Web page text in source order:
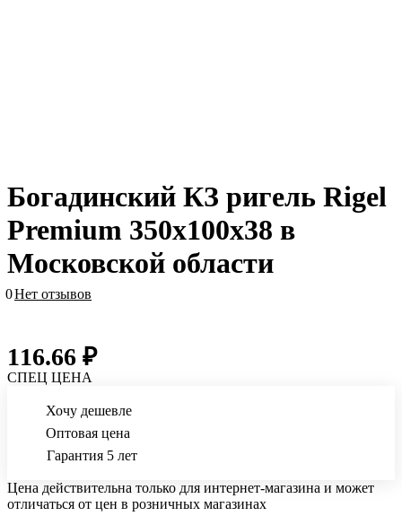
Богадинский КЗ ригель Rigel
Premium 350х100х38 в
Московской области
0Нет отзывов
116.66 ₽
СПЕЦ ЦЕНА
Хочу дешевле
Оптовая цена
Гарантия 5 лет
Цена действительна только для интернет-магазина и может
отличаться от цен в розничных магазинах